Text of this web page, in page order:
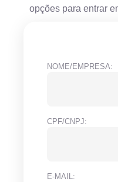
opções para entrar
NOME/EMPRESA:
CPF/CNPJ:
E-MAIL: